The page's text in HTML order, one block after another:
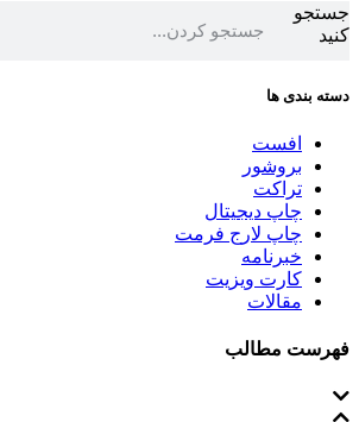
جستجو
کنید
دسته بندی ها
افست
بروشور
تراکت
چاپ دیجیتال
چاپ لارج فرمت
خبرنامه
کارت ویزیت
مقالات
فهرست مطالب